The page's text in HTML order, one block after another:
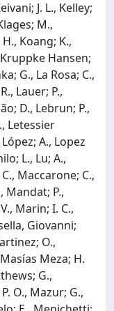
J. L., Kelley;
M.,
Koang; K.,
Hansen;
G., La Rosa; C.,
Lauer; P.,
D., Lebrun; P.,
Letessier
A., Lopez
L., Lu; A.,
Maccarone; C.,
Mandat; P.,
Marin; I. C.,
Giovanni;
O.,
Meza; H.
G.,
O., Mazur; G.,